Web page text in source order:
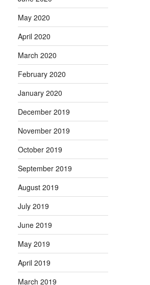
May 2020
April 2020
March 2020
February 2020
January 2020
December 2019
November 2019
October 2019
September 2019
August 2019
July 2019
June 2019
May 2019
April 2019
March 2019